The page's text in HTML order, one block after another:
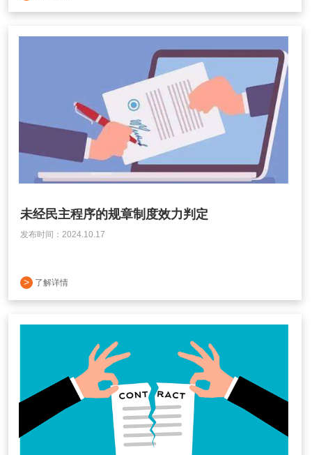
未经民主程序的规章制度效力判定
发布时间：2024.10.17
> 了解详情